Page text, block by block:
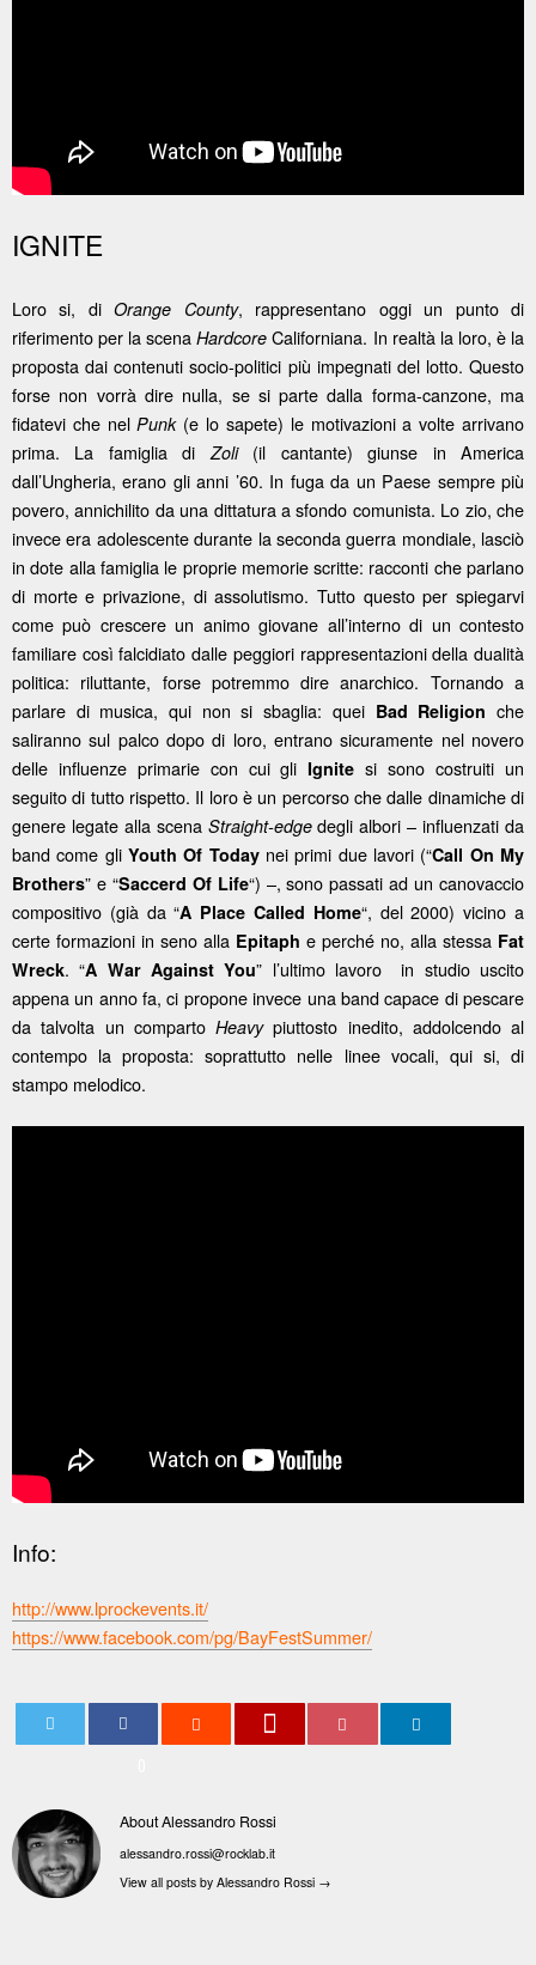
IGNITE
Loro si, diOrange County, rappresentano oggi un punto di
riferimento per la scenaHardcore Californiana. In realtà la loro, è la
proposta dai contenuti socio-politici più impegnati del lotto. Questo
forse non vorrà dire nulla, se si parte dalla forma-canzone, ma
fidatevi che nelPunk(e lo sapete) le motivazioni a volte arrivano
prima. La famiglia diZoli(il cantante) giunse in America
dall’Ungheria, erano gli anni ’60. In fuga da un Paese sempre più
povero, annichilito da una dittatura a sfondo comunista. Lo zio, che
invece era adolescente durante la seconda guerra mondiale, lasciò
in dote alla famiglia le proprie memorie scritte: racconti che parlano
di morte e privazione, di assolutismo. Tutto questo per spiegarvi
come può crescere un animo giovane all’interno di un contesto
familiare così falcidiato dalle peggiori rappresentazioni della dualità
politica: riluttante, forse potremmo dire anarchico. Tornando a
parlare di musica, qui non si sbaglia: quei Bad Religion che
saliranno sul palco dopo di loro, entrano sicuramente nel novero
delle influenze primarie con cui gli Ignite si sono costruiti un
seguito di tutto rispetto. Il loro è un percorso che dalle dinamiche di
genere legate alla scena Straight-edgedegli albori – influenzati da
band come gli Youth Of Todaynei primi due lavori (“Call On My
Brothers” e “Saccerd Of Life“) –, sono passati ad un canovaccio
compositivo (già da “A Place Called Home“, del 2000) vicino a
certe formazioni in seno alla Epitaph e perché no, alla stessa Fat
Wreck. “A War Against You” l’ultimo lavoro in studio uscito
appena un anno fa, ci propone invece una band capace di pescare
da talvolta un comparto Heavypiuttosto inedito, addolcendo al
contempo la proposta: soprattutto nelle linee vocali, qui si, di
stampo melodico.
Info:
http://www.lprockevents.it/
https://www.facebook.com/pg/BayFestSummer/
About Alessandro Rossi
alessandro.rossi@rocklab.it
View all posts by Alessandro Rossi →